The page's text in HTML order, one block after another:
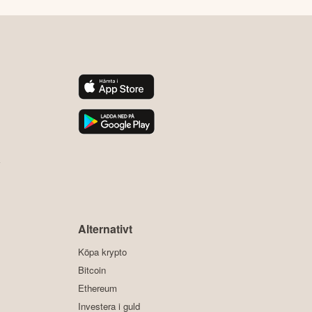
Alternativt
Köpa krypto
Bitcoin
Ethereum
Investera i guld